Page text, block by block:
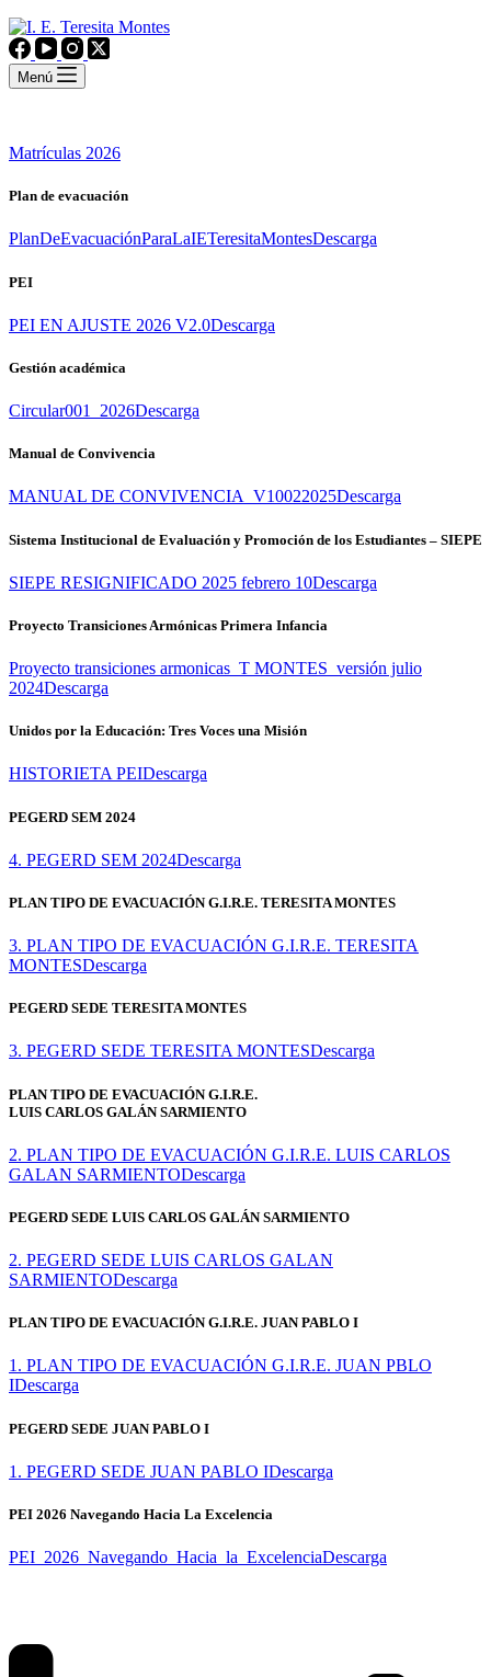
Menú
Matrículas 2026
Plan de evacuación
PlanDeEvacuaciónParaLaIETeresitaMontesDescarga
PEI
PEI EN AJUSTE 2026 V2.0Descarga
Gestión académica
Circular001_2026Descarga
Manual de Convivencia
MANUAL DE CONVIVENCIA_V10022025Descarga
Sistema Institucional de Evaluación y Promoción de los Estudiantes – SIEPE
SIEPE RESIGNIFICADO 2025 febrero 10Descarga
Proyecto Transiciones Armónicas Primera Infancia
Proyecto transiciones armonicas_T MONTES_versión julio
2024Descarga
Unidos por la Educación: Tres Voces una Misión
HISTORIETA PEIDescarga
PEGERD SEM 2024
4. PEGERD SEM 2024Descarga
PLAN TIPO DE EVACUACIÓN G.I.R.E. TERESITA MONTES
3. PLAN TIPO DE EVACUACIÓN G.I.R.E. TERESITA
MONTESDescarga
PEGERD SEDE TERESITA MONTES
3. PEGERD SEDE TERESITA MONTESDescarga
PLAN TIPO DE EVACUACIÓN G.I.R.E.
LUIS CARLOS GALÁN SARMIENTO
2. PLAN TIPO DE EVACUACIÓN G.I.R.E. LUIS CARLOS
GALAN SARMIENTODescarga
PEGERD SEDE LUIS CARLOS GALÁN SARMIENTO
2. PEGERD SEDE LUIS CARLOS GALAN
SARMIENTODescarga
PLAN TIPO DE EVACUACIÓN G.I.R.E. JUAN PABLO I
1. PLAN TIPO DE EVACUACIÓN G.I.R.E. JUAN PBLO
IDescarga
PEGERD SEDE JUAN PABLO I
1. PEGERD SEDE JUAN PABLO IDescarga
PEI 2026 Navegando Hacia La Excelencia
PEI_2026_Navegando_Hacia_la_ExcelenciaDescarga